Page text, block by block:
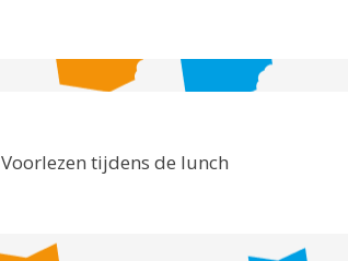
Voorlezen tijdens de lunch